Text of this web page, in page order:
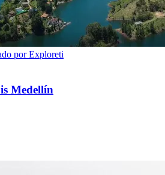
por Exploreti
Medellín